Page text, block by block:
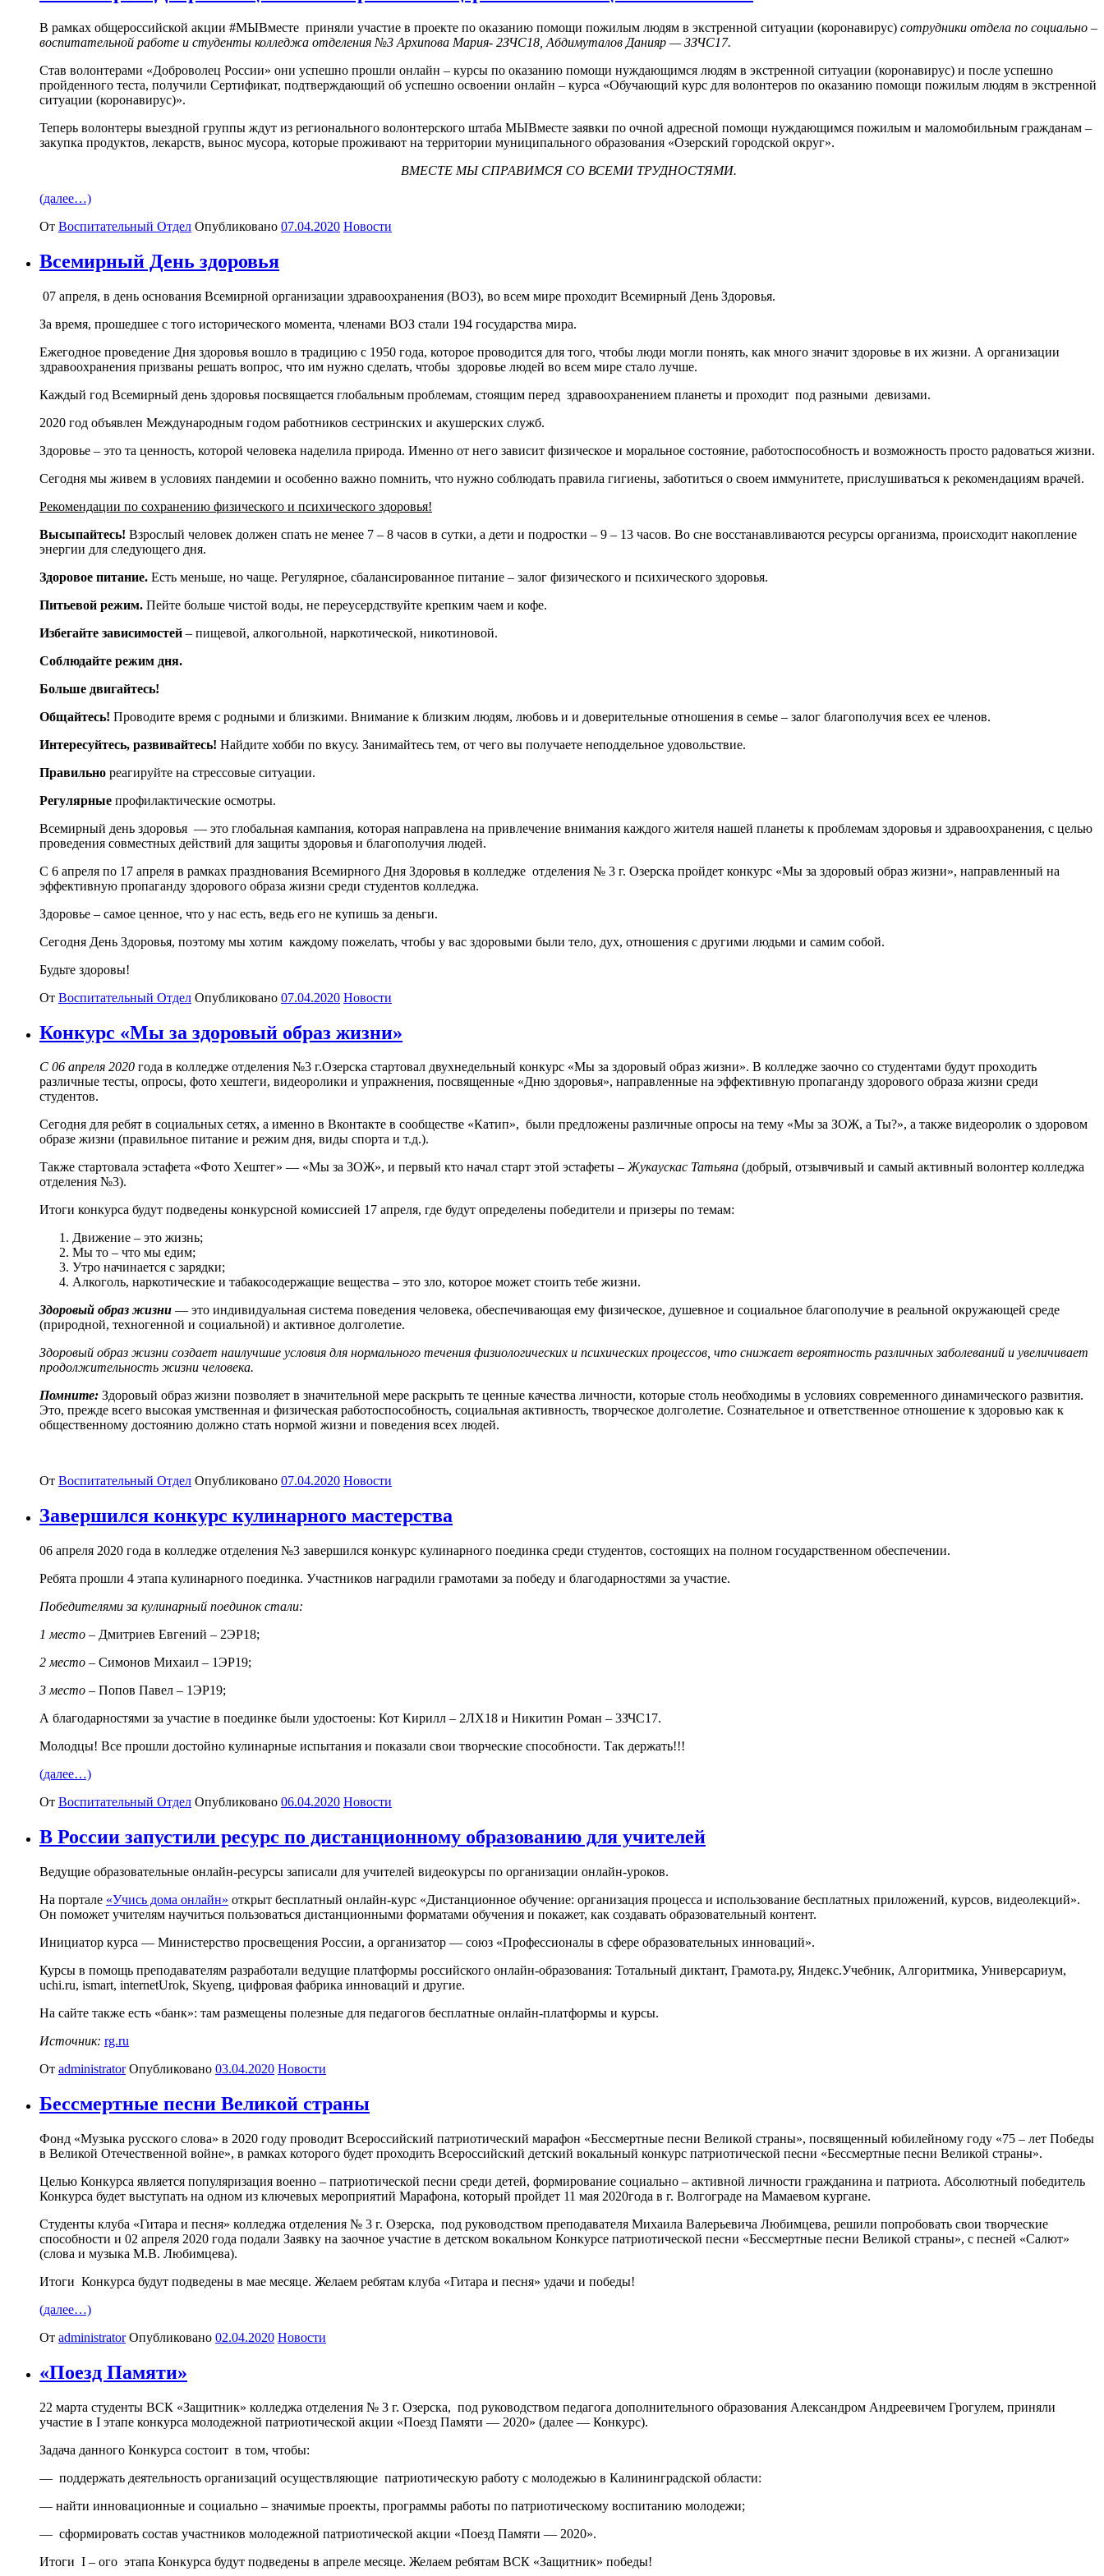
В рамках общероссийской акции #МЫВместе приняли участие в проекте по оказанию помощи пожилым людям в экстренной ситуации (коронавирус) сотрудники отдела по социально –
воспитательной работе и студенты колледжа отделения №3 Архипова Мария- 2ЗЧС18, Абдимуталов Данияр — 3ЗЧС17.
Став волонтерами «Доброволец России» они успешно прошли онлайн – курсы по оказанию помощи нуждающимся людям в экстренной ситуации (коронавирус) и после успешно
пройденного теста, получили Сертификат, подтверждающий об успешно освоении онлайн – курса «Обучающий курс для волонтеров по оказанию помощи пожилым людям в экстренной
ситуации (коронавирус)».
Теперь волонтеры выездной группы ждут из регионального волонтерского штаба МЫВместе заявки по очной адресной помощи нуждающимся пожилым и маломобильным гражданам –
закупка продуктов, лекарств, вынос мусора, которые проживают на территории муниципального образования «Озерский городской округ».
ВМЕСТЕ МЫ СПРАВИМСЯ СО ВСЕМИ ТРУДНОСТЯМИ.
(далее…)
От Воспитательный Отдел Опубликовано 07.04.2020 Новости
Всемирный День здоровья
07 апреля, в день основания Всемирной организации здравоохранения (ВОЗ), во всем мире проходит Всемирный День Здоровья.
За время, прошедшее с того исторического момента, членами ВОЗ стали 194 государства мира.
Ежегодное проведение Дня здоровья вошло в традицию с 1950 года, которое проводится для того, чтобы люди могли понять, как много значит здоровье в их жизни. А организации
здравоохранения призваны решать вопрос, что им нужно сделать, чтобы здоровье людей во всем мире стало лучше.
Каждый год Всемирный день здоровья посвящается глобальным проблемам, стоящим перед здравоохранением планеты и проходит под разными девизами.
2020 год объявлен Международным годом работников сестринских и акушерских служб.
Здоровье – это та ценность, которой человека наделила природа. Именно от него зависит физическое и моральное состояние, работоспособность и возможность просто радоваться жизни.
Сегодня мы живем в условиях пандемии и особенно важно помнить, что нужно соблюдать правила гигиены, заботиться о своем иммунитете, прислушиваться к рекомендациям врачей.
Рекомендации по сохранению физического и психического здоровья!
Высыпайтесь! Взрослый человек должен спать не менее 7 – 8 часов в сутки, а дети и подростки – 9 – 13 часов. Во сне восстанавливаются ресурсы организма, происходит накопление
энергии для следующего дня.
Здоровое питание. Есть меньше, но чаще. Регулярное, сбалансированное питание – залог физического и психического здоровья.
Питьевой режим. Пейте больше чистой воды, не переусердствуйте крепким чаем и кофе.
Избегайте зависимостей – пищевой, алкогольной, наркотической, никотиновой.
Соблюдайте режим дня.
Больше двигайтесь!
Общайтесь! Проводите время с родными и близкими. Внимание к близким людям, любовь и и доверительные отношения в семье – залог благополучия всех ее членов.
Интересуйтесь, развивайтесь! Найдите хобби по вкусу. Занимайтесь тем, от чего вы получаете неподдельное удовольствие.
Правильно реагируйте на стрессовые ситуации.
Регулярные профилактические осмотры.
Всемирный день здоровья — это глобальная кампания, которая направлена на привлечение внимания каждого жителя нашей планеты к проблемам здоровья и здравоохранения, с целью
проведения совместных действий для защиты здоровья и благополучия людей.
С 6 апреля по 17 апреля в рамках празднования Всемирного Дня Здоровья в колледже отделения № 3 г. Озерска пройдет конкурс «Мы за здоровый образ жизни», направленный на
эффективную пропаганду здорового образа жизни среди студентов колледжа.
Здоровье – самое ценное, что у нас есть, ведь его не купишь за деньги.
Сегодня День Здоровья, поэтому мы хотим каждому пожелать, чтобы у вас здоровыми были тело, дух, отношения с другими людьми и самим собой.
Будьте здоровы!
От Воспитательный Отдел Опубликовано 07.04.2020 Новости
Конкурс «Мы за здоровый образ жизни»
С 06 апреля 2020 года в колледже отделения №3 г.Озерска стартовал двухнедельный конкурс «Мы за здоровый образ жизни». В колледже заочно со студентами будут проходить
различные тесты, опросы, фото хештеги, видеоролики и упражнения, посвященные «Дню здоровья», направленные на эффективную пропаганду здорового образа жизни среди
студентов.
Сегодня для ребят в социальных сетях, а именно в Вконтакте в сообществе «Катип», были предложены различные опросы на тему «Мы за ЗОЖ, а Ты?», а также видеоролик о здоровом
образе жизни (правильное питание и режим дня, виды спорта и т.д.).
Также стартовала эстафета «Фото Хештег» — «Мы за ЗОЖ», и первый кто начал старт этой эстафеты –Жукаускас Татьяна (добрый, отзывчивый и самый активный волонтер колледжа
отделения №3).
Итоги конкурса будут подведены конкурсной комиссией 17 апреля, где будут определены победители и призеры по темам:
Движение – это жизнь;
Мы то – что мы едим;
Утро начинается с зарядки;
Алкоголь, наркотические и табакосодержащие вещества – это зло, которое может стоить тебе жизни.
Здоровый образ жизни — это индивидуальная система поведения человека, обеспечивающая ему физическое, душевное и социальное благополучие в реальной окружающей среде
(природной, техногенной и социальной) и активное долголетие.
Здоровый образ жизни создает наилучшие условия для нормального течения физиологических и психических процессов, что снижает вероятность различных заболеваний и увеличивает
продолжительность жизни человека.
Помните: Здоровый образ жизни позволяет в значительной мере раскрыть те ценные качества личности, которые столь необходимы в условиях современного динамического развития.
Это, прежде всего высокая умственная и физическая работоспособность, социальная активность, творческое долголетие. Сознательное и ответственное отношение к здоровью как к
общественному достоянию должно стать нормой жизни и поведения всех людей.
От Воспитательный Отдел Опубликовано 07.04.2020 Новости
Завершился конкурс кулинарного мастерства
06 апреля 2020 года в колледже отделения №3 завершился конкурс кулинарного поединка среди студентов, состоящих на полном государственном обеспечении.
Ребята прошли 4 этапа кулинарного поединка. Участников наградили грамотами за победу и благодарностями за участие.
Победителями за кулинарный поединок стали:
1 место – Дмитриев Евгений – 2ЭР18;
2 место – Симонов Михаил – 1ЭР19;
3 место – Попов Павел – 1ЭР19;
А благодарностями за участие в поединке были удостоены: Кот Кирилл – 2ЛХ18 и Никитин Роман – 3ЗЧС17.
Молодцы! Все прошли достойно кулинарные испытания и показали свои творческие способности. Так держать!!!
(далее…)
От Воспитательный Отдел Опубликовано 06.04.2020 Новости
В России запустили ресурс по дистанционному образованию для учителей
Ведущие образовательные онлайн-ресурсы записали для учителей видеокурсы по организации онлайн-уроков.
На портале «Учись дома онлайн» открыт бесплатный онлайн-курс «Дистанционное обучение: организация процесса и использование бесплатных приложений, курсов, видеолекций».
Он поможет учителям научиться пользоваться дистанционными форматами обучения и покажет, как создавать образовательный контент.
Инициатор курса — Министерство просвещения России, а организатор — союз «Профессионалы в сфере образовательных инноваций».
Курсы в помощь преподавателям разработали ведущие платформы российского онлайн-образования: Тотальный диктант, Грамота.ру, Яндекс.Учебник, Алгоритмика, Универсариум,
uchi.ru, ismart, internetUrok, Skyeng, цифровая фабрика инноваций и другие.
На сайте также есть «банк»: там размещены полезные для педагогов бесплатные онлайн-платформы и курсы.
Источник: rg.ru
От administrator Опубликовано 03.04.2020 Новости
Бессмертные песни Великой страны
Фонд «Музыка русского слова» в 2020 году проводит Всероссийский патриотический марафон «Бессмертные песни Великой страны», посвященный юбилейному году «75 – лет Победы
в Великой Отечественной войне», в рамках которого будет проходить Всероссийский детский вокальный конкурс патриотической песни «Бессмертные песни Великой страны».
Целью Конкурса является популяризация военно – патриотической песни среди детей, формирование социально – активной личности гражданина и патриота. Абсолютный победитель
Конкурса будет выступать на одном из ключевых мероприятий Марафона, который пройдет 11 мая 2020года в г. Волгограде на Мамаевом кургане.
Студенты клуба «Гитара и песня» колледжа отделения № 3 г. Озерска, под руководством преподавателя Михаила Валерьевича Любимцева, решили попробовать свои творческие
способности и 02 апреля 2020 года подали Заявку на заочное участие в детском вокальном Конкурсе патриотической песни «Бессмертные песни Великой страны», с песней «Салют»
(слова и музыка М.В. Любимцева).
Итоги Конкурса будут подведены в мае месяце. Желаем ребятам клуба «Гитара и песня» удачи и победы!
(далее…)
От administrator Опубликовано 02.04.2020 Новости
«Поезд Памяти»
22 марта студенты ВСК «Защитник» колледжа отделения № 3 г. Озерска, под руководством педагога дополнительного образования Александром Андреевичем Грогулем, приняли
участие в I этапе конкурса молодежной патриотической акции «Поезд Памяти — 2020» (далее — Конкурс).
Задача данного Конкурса состоит в том, чтобы:
— поддержать деятельность организаций осуществляющие патриотическую работу с молодежью в Калининградской области:
— найти инновационные и социально – значимые проекты, программы работы по патриотическому воспитанию молодежи;
— сформировать состав участников молодежной патриотической акции «Поезд Памяти — 2020».
Итоги I – ого этапа Конкурса будут подведены в апреле месяце. Желаем ребятам ВСК «Защитник» победы!